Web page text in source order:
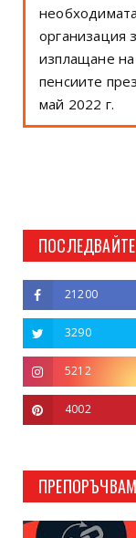
необходимата
организация
изплащане на
пенсиите
май 2022 г.
21200
3290
5212
4002